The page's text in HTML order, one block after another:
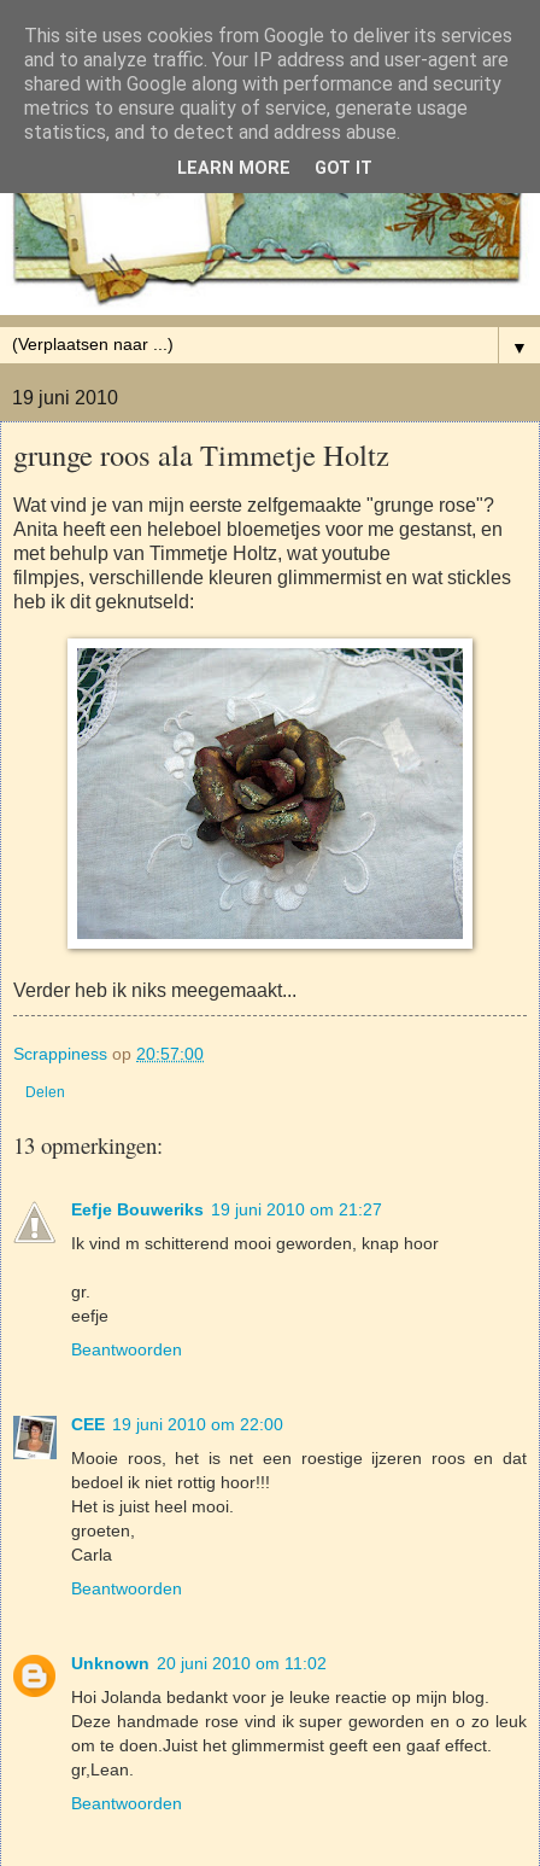
▼
19 juni 2010
grunge roos ala Timmetje Holtz
Wat vind je van mijn eerste zelfgemaakte "grunge rose"?
Anita heeft een heleboel bloemetjes voor me gestanst, en
met behulp van Timmetje Holtz, wat youtube
filmpjes, verschillende kleuren glimmermist en wat stickles
heb ik dit geknutseld:
Verder heb ik niks meegemaakt...
Scrappiness op 20:57:00
Delen
13 opmerkingen:
Eefje Bouweriks 19 juni 2010 om 21:27
Ik vind m schitterend mooi geworden, knap hoor
gr.
eefje
Beantwoorden
CEE 19 juni 2010 om 22:00
Mooie roos, het is net een roestige ijzeren roos en dat
bedoel ik niet rottig hoor!!!
Het is juist heel mooi.
groeten,
Carla
Beantwoorden
Unknown 20 juni 2010 om 11:02
Hoi Jolanda bedankt voor je leuke reactie op mijn blog.
Deze handmade rose vind ik super geworden en o zo leuk
om te doen.Juist het glimmermist geeft een gaaf effect.
gr,Lean.
Beantwoorden
This site uses cookies from Google to deliver its services
and to analyze traffic. Your IP address and user-agent are
shared with Google along with performance and security
metrics to ensure quality of service, generate usage
statistics, and to detect and address abuse.
LEARN MORE GOT IT